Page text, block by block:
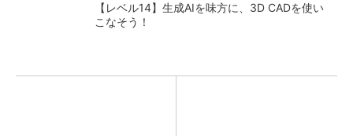
【レベル14】生成AIを味方に、3D CADを使い
こなそう！